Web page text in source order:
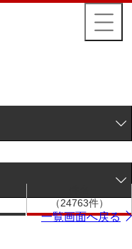
（24763件）
一覧画面へ戻る